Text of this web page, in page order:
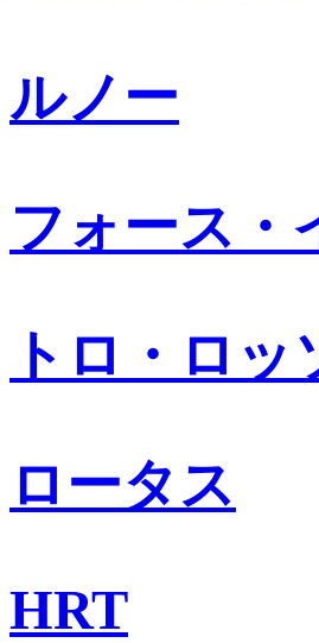
ルノー
フォース・
トロ・ロッ
ロータス
HRT